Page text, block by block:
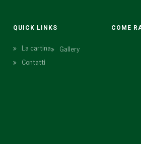
QUICK LINKS
La cartina
Gallery
Contatti
COME